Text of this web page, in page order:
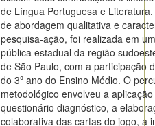
de Língua Portuguesa e
de abordagem qualitativa e
pesquisa-ação, foi realizada em
pública estadual da região
de São Paulo, com a participação
do 3º ano do Ensino Médio. O
metodológico envolveu a
questionário diagnóstico, a
colaborativa das cartas do jogo, a